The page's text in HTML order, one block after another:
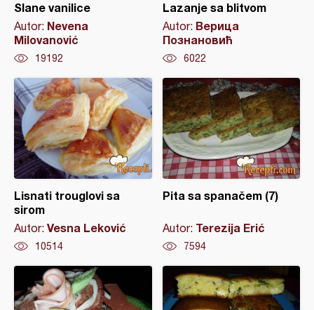
Slane vanilice
Autor: Nevena
Milovanović
19192
Lazanje sa blitvom
Autor: Верица
Познановић
6022
Lisnati trouglovi sa
sirom
Autor: Vesna Leković
10514
Pita sa spanačem (7)
Autor: Terezija Erić
7594